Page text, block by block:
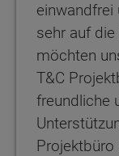
einwandfrei
sehr auf
möchten
T&C
freundliche
Projektbüro